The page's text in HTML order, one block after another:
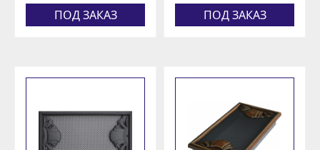
ПОД ЗАКАЗ ПОД ЗАКАЗ